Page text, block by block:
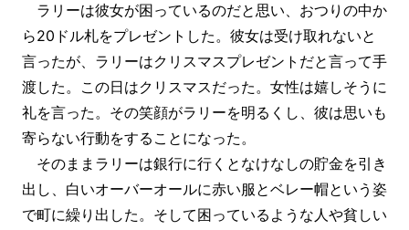
ラリーは彼女が困っているのだと思い、おつりの中か
ら20ドル札をプレゼントした。彼女は受け取れないと
言ったが、ラリーはクリスマスプレゼントだと言って手
渡した。この日はクリスマスだった。女性は嬉しそうに
礼を言った。その笑顔がラリーを明るくし、彼は思いも
寄らない行動をすることになった。
そのままラリーは銀行に行くとなけなしの貯金を引き
出し、白いオーバーオールに赤い服とベレー帽という姿
で町に繰り出した。そして困っているような人や貧しい